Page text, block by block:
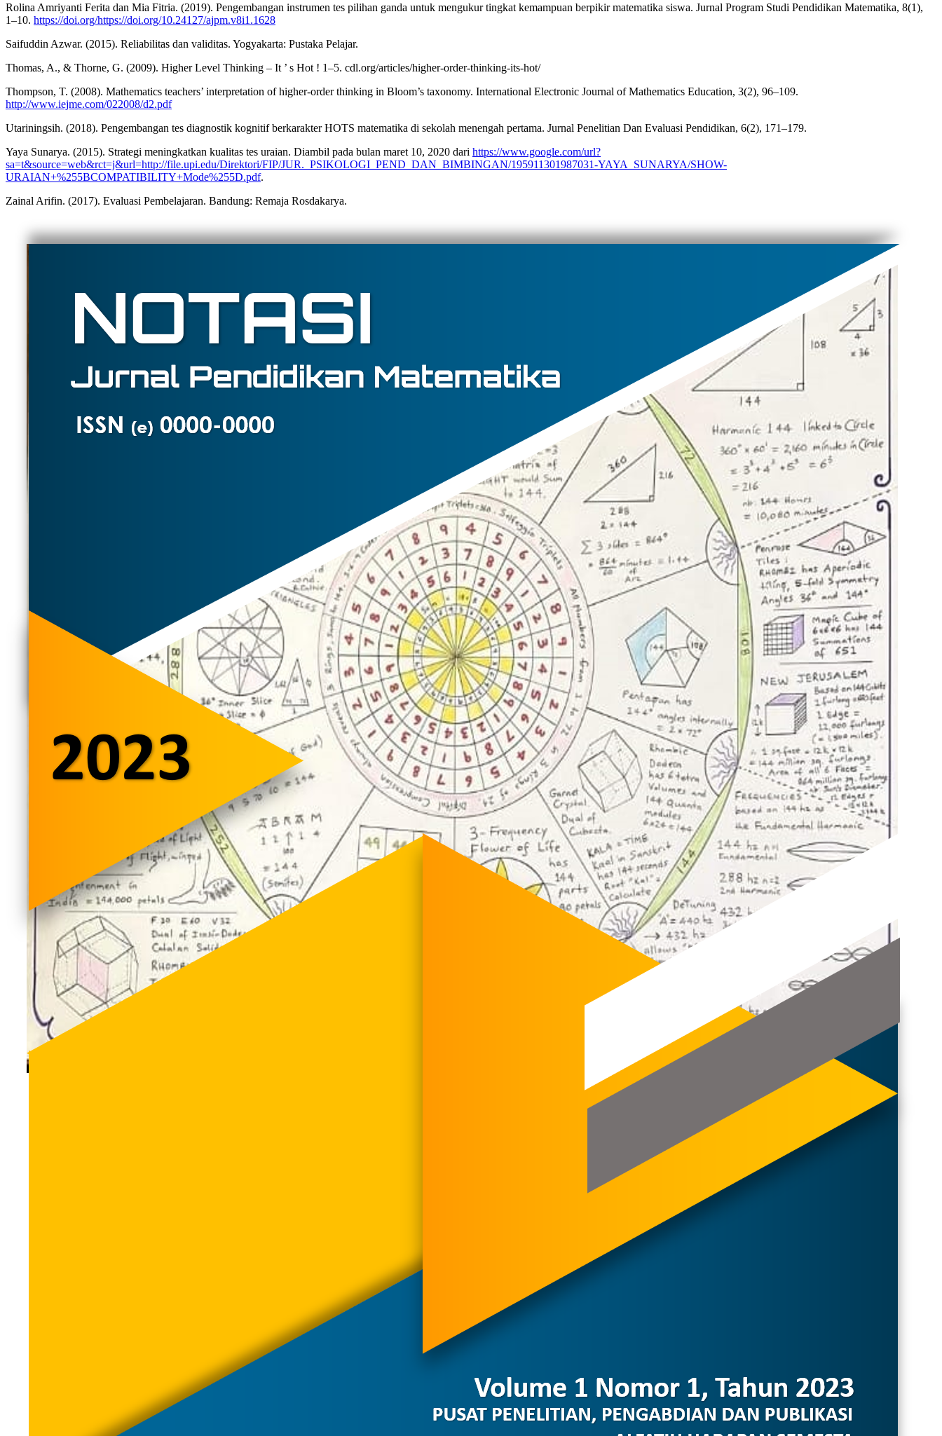
Rolina Amriyanti Ferita dan Mia Fitria. (2019). Pengembangan instrumen tes pilihan ganda untuk mengukur tingkat kemampuan berpikir matematika siswa. Jurnal Program Studi Pendidikan Matematika, 8(1),
1–10. https://doi.org/https://doi.org/10.24127/ajpm.v8i1.1628
Saifuddin Azwar. (2015). Reliabilitas dan validitas. Yogyakarta: Pustaka Pelajar.
Thomas, A., & Thorne, G. (2009). Higher Level Thinking – It ’ s Hot ! 1–5. cdl.org/articles/higher-order-thinking-its-hot/
Thompson, T. (2008). Mathematics teachers’ interpretation of higher-order thinking in Bloom’s taxonomy. International Electronic Journal of Mathematics Education, 3(2), 96–109.
http://www.iejme.com/022008/d2.pdf
Utariningsih. (2018). Pengembangan tes diagnostik kognitif berkarakter HOTS matematika di sekolah menengah pertama. Jurnal Penelitian Dan Evaluasi Pendidikan, 6(2), 171–179.
Yaya Sunarya. (2015). Strategi meningkatkan kualitas tes uraian. Diambil pada bulan maret 10, 2020 dari https://www.google.com/url?
sa=t&source=web&rct=j&url=http://file.upi.edu/Direktori/FIP/JUR._PSIKOLOGI_PEND_DAN_BIMBINGAN/195911301987031-YAYA_SUNARYA/SHOW-
URAIAN+%255BCOMPATIBILITY+Mode%255D.pdf.
Zainal Arifin. (2017). Evaluasi Pembelajaran. Bandung: Remaja Rosdakarya.